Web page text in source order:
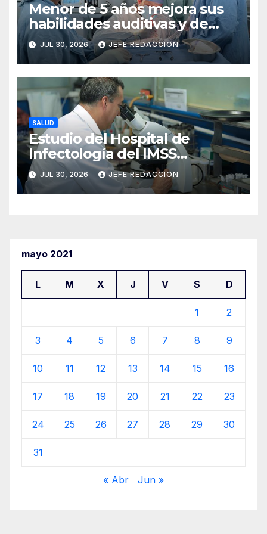
Menor de 5 años mejora sus
habilidades auditivas y de
lenguaje tras intervención en
Hospital de Especialidades
del IMSS en Puebla
JUL 30, 2026 JEFE REDACCION
SALUD
Estudio del Hospital de
Infectología del IMSS
fortalece oportunidades de
prevención del cáncer anal
en personas con VIH
JUL 30, 2026 JEFE REDACCION
mayo 2021
L M X J V S D
1 2
3 4 5 6 7 8 9
10 11 12 13 14 15 16
17 18 19 20 21 22 23
24 25 26 27 28 29 30
31
« Abr Jun »